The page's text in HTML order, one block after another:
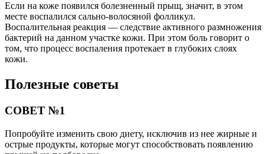
Если на коже появился болезненный прыщ, значит, в этом
месте воспалился сально-волосяной фолликул.
Воспалительная реакция — следствие активного размножения
бактерий на данном участке кожи. При этом боль говорит о
том, что процесс воспаления протекает в глубоких слоях
кожи.
Полезные советы
СОВЕТ №1
Попробуйте изменить свою диету, исключив из нее жирные и
острые продукты, которые могут способствовать появлению